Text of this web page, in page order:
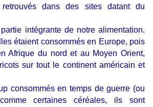
dans des sites datant du
intégrante de notre alimentation.
étaient consommés en Europe, pois
Afrique du nord et au Moyen Orient,
sur tout le continent américain et
consommés en temps de guerre (ou
certaines céréales, ils sont